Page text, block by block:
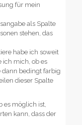
für mein
als Spalte
stehen, das
habe ich soweit
ich mich, ob es
dann bedingt farbig
dieser Spalte
es möglich ist,
kann, dass der